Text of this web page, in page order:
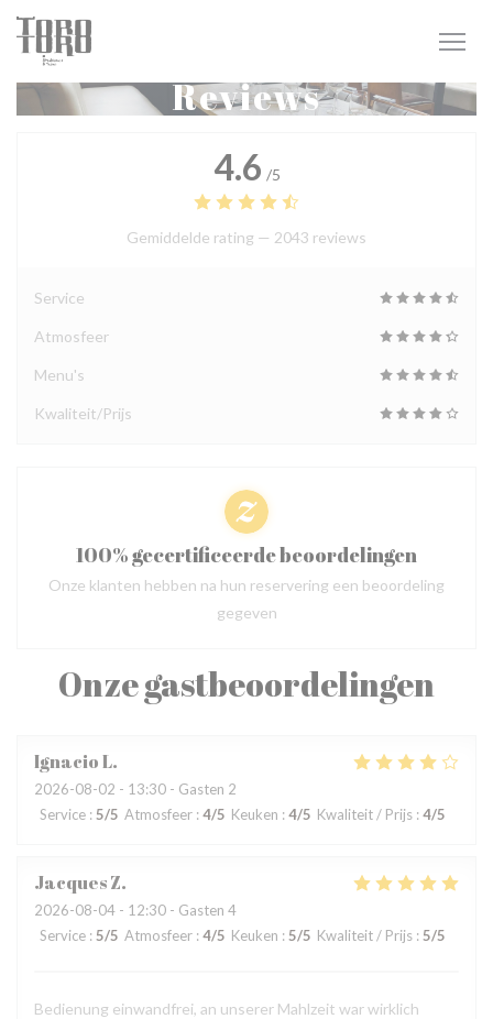
Cookies beheer paneel
Reviews
Onze gastbeoordelingen
IgnacioL
2026-08-02 - 13:30 - Gasten 2
Service : 5/5 Atmosfeer : 4/5 Keuken : 4/5 Kwaliteit / Prijs : 4/5
JacquesZ
2026-08-04 - 12:30 - Gasten 4
Service : 5/5 Atmosfeer : 4/5 Keuken : 5/5 Kwaliteit / Prijs : 5/5
Bedienung einwandfrei, an unserer Mahlzeit war wirklich
4.6 /5
Gemiddelde rating — 2043 reviews
Service
Atmosfeer
Menu's
Kwaliteit/Prijs
100% gecertificeerde beoordelingen
Onze klanten hebben na hun reservering een beoordeling
gegeven